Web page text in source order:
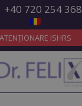
+40 720 254 368
ATENȚIONARE ISHRS